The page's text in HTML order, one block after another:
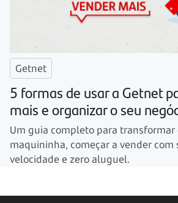
Getnet
5 formas de usar a Getnet
mais e organizar o seu
Um guia completo para transformar
maquininha, começar a vender com
velocidade e zero aluguel.